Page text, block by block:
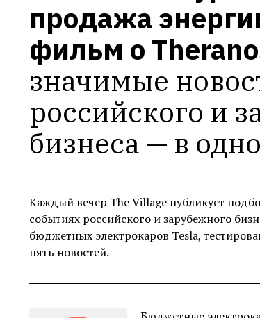
продажа
фильм о
значимые
российского и
бизнеса — в
Каждый вечер The Village публикует
событиях российского и зарубежного
бюджетных электрокаров Tesla,
пять новостей.